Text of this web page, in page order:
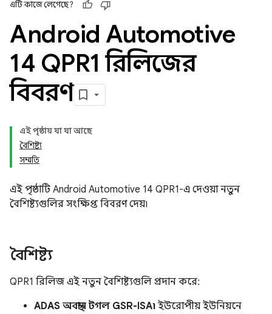
এটি কাজে লেগেছে?
Android Automotive
14 QPR1 রিলিজের
বিবরণ
এই পৃষ্ঠায় যা যা আছে
বৈশিষ্ট্য
সম্মতি
এই পৃষ্ঠাটি Android Automotive 14 QPR1-এ দেওয়া নতুন
বৈশিষ্ট্যগুলির সংক্ষিপ্ত বিবরণ দেয়৷
বৈশিষ্ট্য
QPR1 রিলিজ এই নতুন বৈশিষ্ট্যগুলি প্রদান করে:
ADAS অবস্থান টগল GSR-ISA৷ ইউরোপীয় ইউনিয়নে